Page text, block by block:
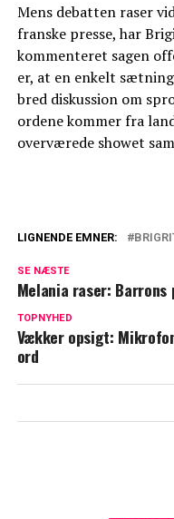
Mens debatten raser
franske presse, har
kommenteret sagen
er, at en enkelt
bred diskussion om
ordene kommer fra
overværede showet
Frederiksen
helst ske
LIGNENDE EMNER:
SE NÆSTE
Melania raser:
TOPNYHED
Vækker opsigt:
ord